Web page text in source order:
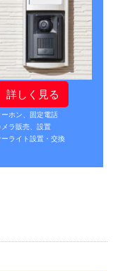
詳しく見る
ーホン、固定電話
メラ販売、設置
ーライト設置・交換